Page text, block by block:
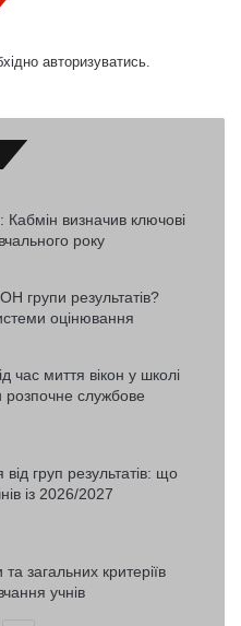
авторизуватись.
визначив ключові
року
групи результатів?
оцінювання
час миття вікон у школі
розпочне службове
груп результатів: що
із 2026/2027
загальних критеріїв
учнів